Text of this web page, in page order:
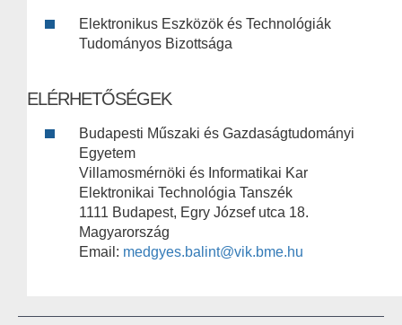
Elektronikus Eszközök és Technológiák
Tudományos Bizottsága
ELÉRHETŐSÉGEK
Budapesti Műszaki és Gazdaságtudományi
Egyetem
Villamosmérnöki és Informatikai Kar
Elektronikai Technológia Tanszék
1111 Budapest, Egry József utca 18.
Magyarország
Email: medgyes.balint@vik.bme.hu